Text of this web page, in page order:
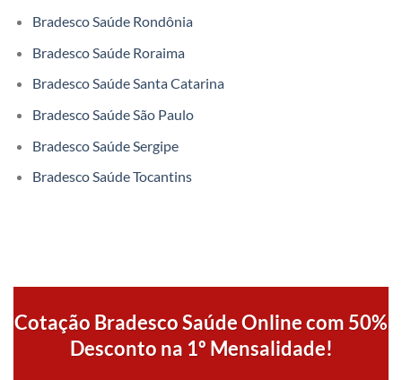
Bradesco Saúde Rondônia
Bradesco Saúde Roraima
Bradesco Saúde Santa Catarina
Bradesco Saúde São Paulo
Bradesco Saúde Sergipe
Bradesco Saúde Tocantins
Cotação Bradesco Saúde Online com 50%
Desconto na 1º Mensalidade!